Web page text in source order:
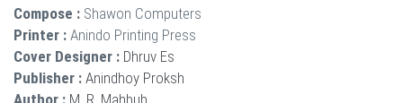
Compose : Shawon Computers
Printer : Anindo Printing Press
Cover Designer : Dhruv Es
Publisher : Anindhoy Proksh
Author : M. R. Mahbub